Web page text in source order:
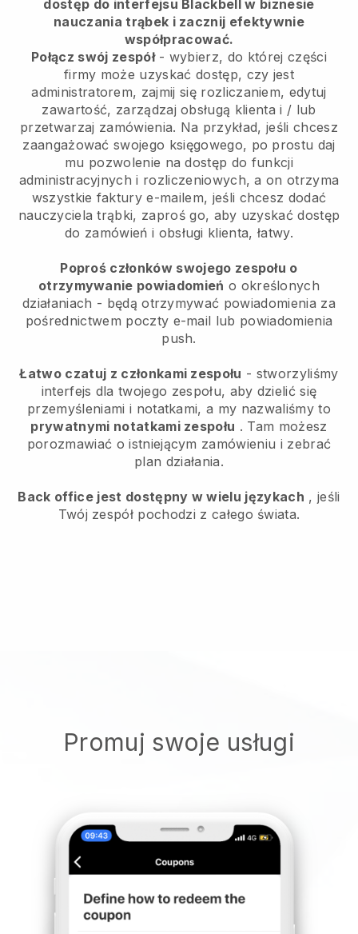
dostęp do interfejsu Blackbell w biznesie
nauczania trąbek i zacznij efektywnie
współpracować.
Połącz swój zespół- wybierz, do której części
firmy może uzyskać dostęp, czy jest
administratorem, zajmij się rozliczaniem, edytuj
zawartość, zarządzaj obsługą klienta i / lub
przetwarzaj zamówienia. Na przykład, jeśli chcesz
zaangażować swojego księgowego, po prostu daj
mu pozwolenie na dostęp do funkcji
administracyjnych i rozliczeniowych, a on otrzyma
wszystkie faktury e-mailem, jeśli chcesz dodać
nauczyciela trąbki, zaproś go, aby uzyskać dostęp
do zamówień i obsługi klienta, łatwy.
Poproś członków swojego zespołu o
otrzymywanie powiadomień o określonych
działaniach - będą otrzymywać powiadomienia za
pośrednictwem poczty e-mail lub powiadomienia
push.
Łatwo czatuj z członkami zespołu - stworzyliśmy
interfejs dla twojego zespołu, aby dzielić się
przemyśleniami i notatkami, a my nazwaliśmy to
prywatnymi notatkami zespołu . Tam możesz
porozmawiać o istniejącym zamówieniu i zebrać
plan działania.
Back office jest dostępny w wielu językach , jeśli
Twój zespół pochodzi z całego świata.
Promuj swoje usługi